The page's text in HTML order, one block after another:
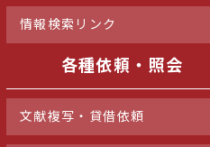
情報検索リンク
各種依頼・照会
文献複写・貸借依頼